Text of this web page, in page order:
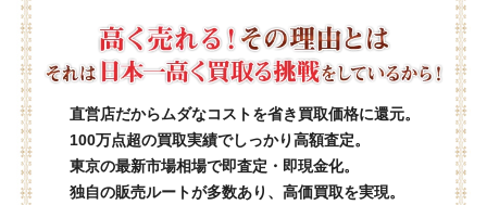
直営店だからムダなコストを省き買取価格に還元。
100万点超の買取実績でしっかり高額査定。
東京の最新市場相場で即査定・即現金化。
独自の販売ルートが多数あり、高価買取を実現。